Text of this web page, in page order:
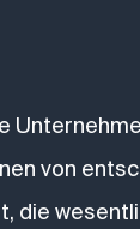
von
die